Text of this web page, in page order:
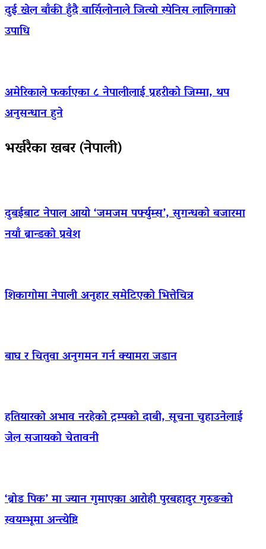
दुई खेल बाँकी हुँदै बार्सिलोनाले जित्यो स्पेनिस लालिगाको
उपाधि
अमेरिकाले फर्काएका ८ नेपालीलाई प्रहरीको जिम्मा, थप
अनुसन्धान हुने
भर्खरैका खबर (नेपाली)
दुबईबाट नेपाल आयो ‘जमजम पर्फ्युम्स’, सुगन्धको बजारमा
नयाँ ब्रान्डको प्रवेश
शिकागोमा नेपाली अनुहार समेटिएको भित्तेचित्र
बाघ र चितुवा अनुगमन गर्न क्यामरा जडान
हतियारको अभाव नरहेको ट्रम्पको दाबी, सूचना चुहाउनेलाई
जेल सजायको चेतावनी
‘ब्रोड पिक’ मा ज्यान गुमाएका आराेही पुरबहादुर गुरुङको
स्वयम्भूमा अन्त्येष्टि